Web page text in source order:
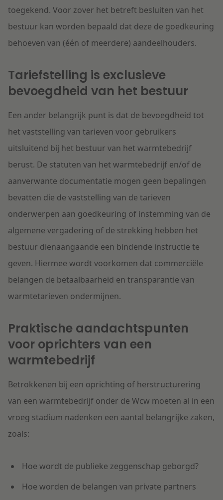
toegekend. Voor zover het betreft besluiten van het
bestuur kan worden bepaald dat deze de goedkeuring
behoeven van (één of meerdere) aandeelhouders.
Tariefstelling is exclusieve
bevoegdheid van het bestuur
Een ander belangrijk punt is dat de bevoegdheid tot
het vaststelling van tarieven voor gebruikers
uitsluitend bij het bestuur van het warmtebedrijf
berust. De statuten van het warmtebedrijf en/of de
aanverwante documentatie mogen geen bepalingen
bevatten die de vaststelling van de tarieven
onderwerpen aan goedkeuring of instemming van de
algemene vergadering of de strekking hebben het
bestuur dienaangaande een bindende instructie te
geven. Hiermee wordt voorkomen dat commerciële
belangen de betaalbaarheid en transparantie van
warmtetarieven ondermijnen.
Praktische aandachtspunten
voor oprichters van een
warmtebedrijf
Betrokkenen bij een oprichting of herstructurering
van een warmtebedrijf onder de Wcw moeten al in een
vroeg stadium nadenken een aantal belangrijke zaken,
zoals:
Hoe wordt de publieke zeggenschap geborgd?
Hoe worden de belangen van private partners